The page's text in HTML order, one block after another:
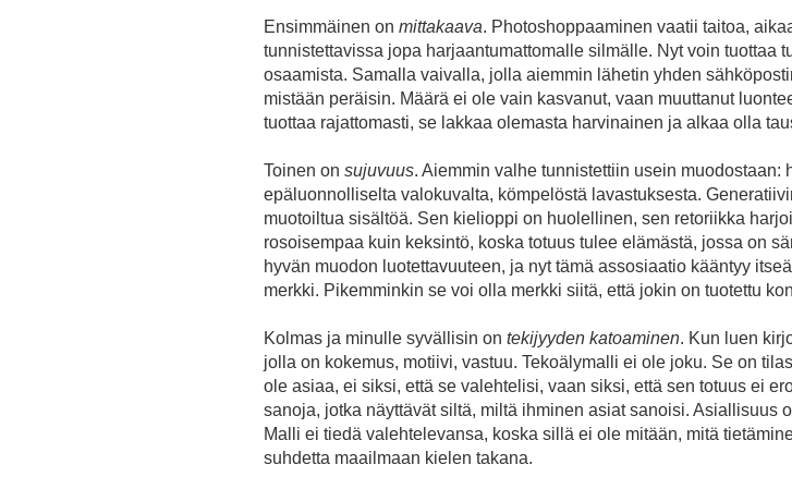
Ensimmäinen on mittakaava. Photoshoppaaminen vaatii taitoa,
tunnistettavissa jopa harjaantumattomalle silmälle. Nyt voin tuottaa
osaamista. Samalla vaivalla, jolla aiemmin lähetin yhden
mistään peräisin. Määrä ei ole vain kasvanut, vaan muuttanut
tuottaa rajattomasti, se lakkaa olemasta harvinainen ja alkaa olla
Toinen on sujuvuus. Aiemmin valhe tunnistettiin usein muodostaan:
epäluonnolliselta valokuvalta, kömpelöstä lavastuksesta.
muotoiltua sisältöä. Sen kielioppi on huolellinen, sen retoriikka
rosoisempaa kuin keksintö, koska totuus tulee elämästä, jossa on
hyvän muodon luotettavuuteen, ja nyt tämä assosiaatio kääntyy
merkki. Pikemminkin se voi olla merkki siitä, että jokin on tuotettu
Kolmas ja minulle syvällisin on tekijyyden katoaminen. Kun luen
jolla on kokemus, motiivi, vastuu. Tekoälymalli ei ole joku. Se on
ole asiaa, ei siksi, että se valehtelisi, vaan siksi, että sen totuus ei
sanoja, jotka näyttävät siltä, miltä ihminen asiat sanoisi. Asiallisuus
Malli ei tiedä valehtelevansa, koska sillä ei ole mitään, mitä
suhdetta maailmaan kielen takana.